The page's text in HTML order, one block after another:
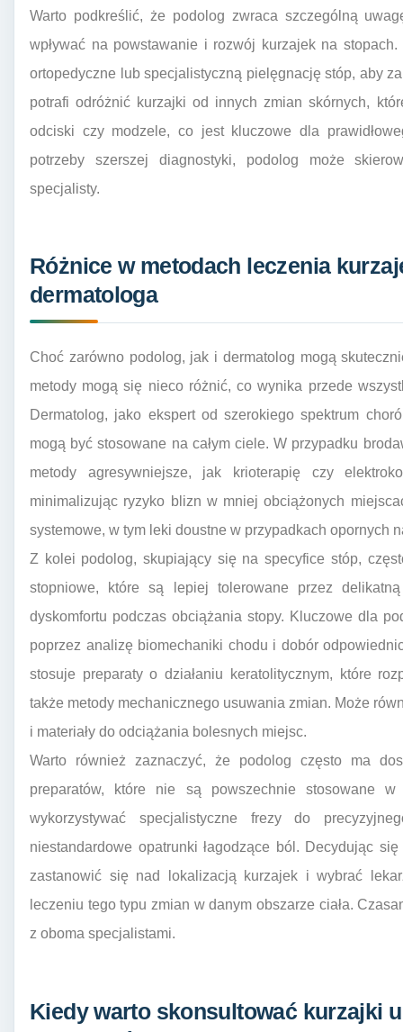
Warto podkreślić, że podolog zwraca szczególną
wpływać na powstawanie i rozwój kurzajek na
ortopedyczne lub specjalistyczną pielęgnację stóp, aby
potrafi odróżnić kurzajki od innych zmian skórnych,
odciski czy modzele, co jest kluczowe dla
potrzeby szerszej diagnostyki, podolog może
specjalisty.
Różnice w metodach leczenia
dermatologa
Choć zarówno podolog, jak i dermatolog mogą
metody mogą się nieco różnić, co wynika przede
Dermatolog, jako ekspert od szerokiego spektrum
mogą być stosowane na całym ciele. W przypadku
metody agresywniejsze, jak krioterapię czy
minimalizując ryzyko blizn w mniej obciążonych
systemowe, w tym leki doustne w przypadkach opornych
Z kolei podolog, skupiający się na specyfice stóp,
stopniowe, które są lepiej tolerowane przez
dyskomfortu podczas obciążania stopy. Kluczowe dla
poprzez analizę biomechaniki chodu i dobór
stosuje preparaty o działaniu keratolitycznym, które
także metody mechanicznego usuwania zmian. Może
i materiały do odciążania bolesnych miejsc.
Warto również zaznaczyć, że podolog często ma
preparatów, które nie są powszechnie stosowane w
wykorzystywać specjalistyczne frezy do
niestandardowe opatrunki łagodzące ból. Decydując
zastanowić się nad lokalizacją kurzajek i wybrać
leczeniu tego typu zmian w danym obszarze ciała.
z oboma specjalistami.
Kiedy warto skonsultować kurzajki